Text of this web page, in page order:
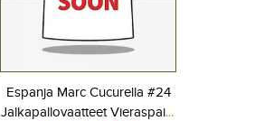
Espanja Marc Cucurella #24
Jalkapallovaatteet Vieraspaita